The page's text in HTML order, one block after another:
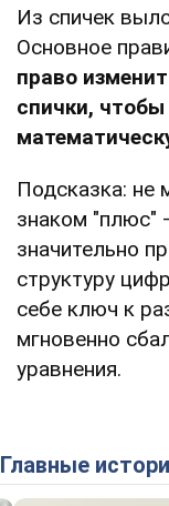
Из спичек
Основное
право
спички,
Подсказка: не
знаком "плюс"
значительно
структуру
себе ключ к
мгновенно
уравнения.
Главные